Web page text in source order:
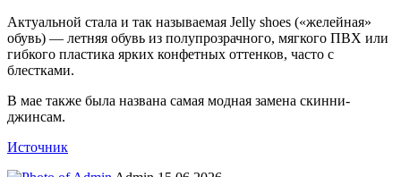
Актуальной стала и так называемая Jelly shoes («желейная»
обувь) — летняя обувь из полупрозрачного, мягкого ПВХ или
гибкого пластика ярких конфетных оттенков, часто с
блестками.
В мае также была названа самая модная замена скинни-
джинсам.
Источник